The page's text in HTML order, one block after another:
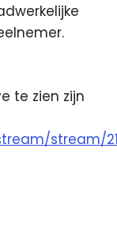
te zien zijn
stream/